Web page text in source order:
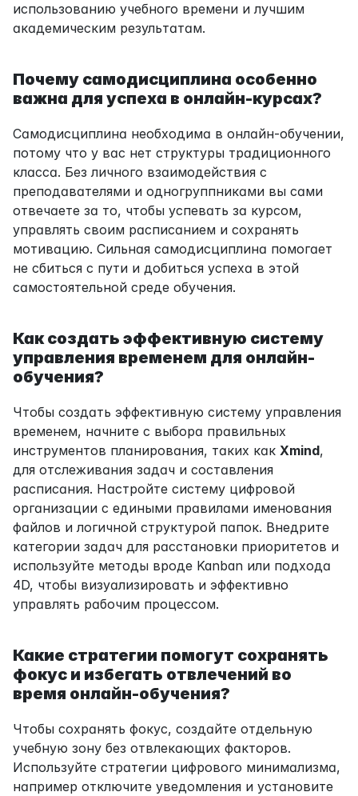
использованию учебного времени и лучшим
академическим результатам.
Почему самодисциплина особенно
важна для успеха в онлайн-курсах?
Самодисциплина необходима в онлайн-обучении,
потому что у вас нет структуры традиционного
класса. Без личного взаимодействия с
преподавателями и одногруппниками вы сами
отвечаете за то, чтобы успевать за курсом,
управлять своим расписанием и сохранять
мотивацию. Сильная самодисциплина помогает
не сбиться с пути и добиться успеха в этой
самостоятельной среде обучения.
Как создать эффективную систему
управления временем для онлайн-
обучения?
Чтобы создать эффективную систему управления
временем, начните с выбора правильных
инструментов планирования, таких как Xmind,
для отслеживания задач и составления
расписания. Настройте систему цифровой
организации с едиными правилами именования
файлов и логичной структурой папок. Внедрите
категории задач для расстановки приоритетов и
используйте методы вроде Kanban или подхода
4D, чтобы визуализировать и эффективно
управлять рабочим процессом.
Какие стратегии помогут сохранять
фокус и избегать отвлечений во
время онлайн-обучения?
Чтобы сохранять фокус, создайте отдельную
учебную зону без отвлекающих факторов.
Используйте стратегии цифрового минимализма,
например отключите уведомления и установите